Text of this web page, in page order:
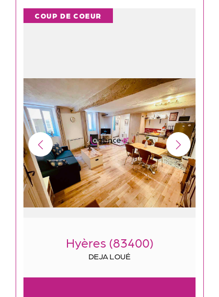
COUP DE COEUR
Hyères (83400)
DEJA LOUÉ